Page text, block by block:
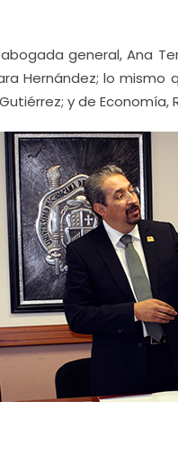
general, Ana
Hernández; lo
y de Economía,